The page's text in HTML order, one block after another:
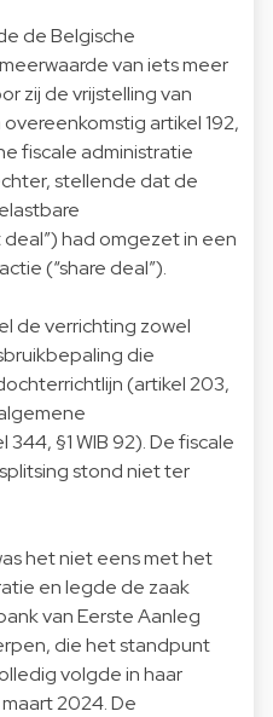
de Belgische
van iets meer
zij de vrijstelling van
artikel 192,
fiscale administratie
stellende dat de
had omgezet in een
(“share deal”).
de verrichting zowel
die
(artikel 203,
§1 WIB 92). De fiscale
stond niet ter
het niet eens met het
en legde de zaak
van Eerste Aanleg
die het standpunt
volgde in haar
2024. De